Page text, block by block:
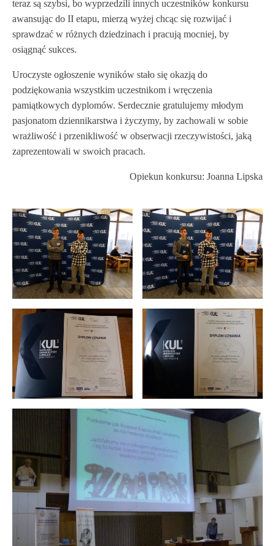
teraz są szybsi, bo wyprzedzili innych uczestników konkursu
awansując do II etapu, mierzą wyżej chcąc się rozwijać i
sprawdzać w różnych dziedzinach i pracują mocniej, by
osiągnąć sukces.
Uroczyste ogłoszenie wyników stało się okazją do
podziękowania wszystkim uczestnikom i wręczenia
pamiątkowych dyplomów. Serdecznie gratulujemy młodym
pasjonatom dziennikarstwa i życzymy, by zachowali w sobie
wrażliwość i przenikliwość w obserwacji rzeczywistości, jaką
zaprezentowali w swoich pracach.
Opiekun konkursu: Joanna Lipska